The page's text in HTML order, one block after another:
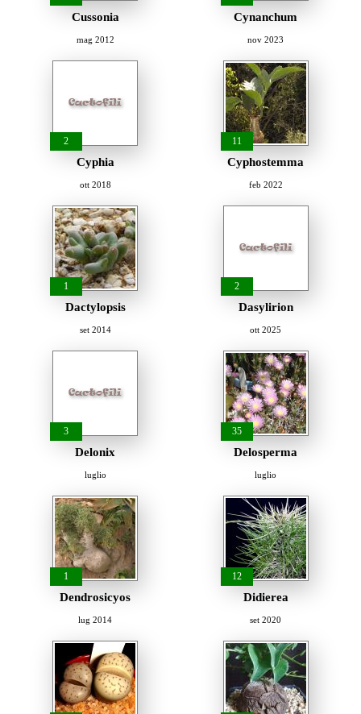
Cussonia
mag 2012
Cynanchum
nov 2023
2
Cyphia
ott 2018
11
Cyphostemma
feb 2022
1
Dactylopsis
set 2014
2
Dasylirion
ott 2025
3
Delonix
luglio
35
Delosperma
luglio
1
Dendrosicyos
lug 2014
12
Didierea
set 2020